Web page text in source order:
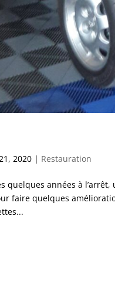
2020 | Restauration
quelques années à
faire quelques